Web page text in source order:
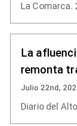
La Comarca.
La
remonta
Julio 22nd,
Diario del